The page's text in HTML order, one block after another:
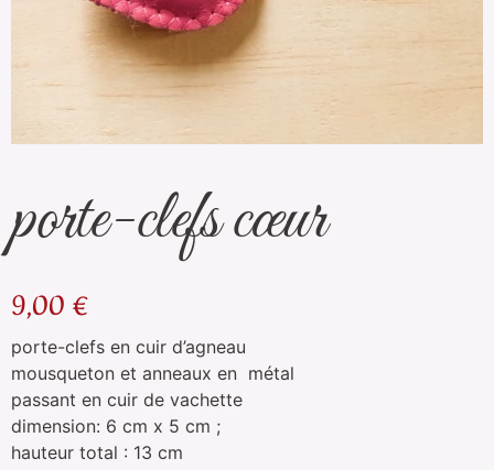
porte-clefs cœur
9,00 €
porte-clefs en cuir d’agneau
mousqueton et anneaux en métal
passant en cuir de vachette
dimension: 6 cm x 5 cm ;
hauteur total : 13 cm